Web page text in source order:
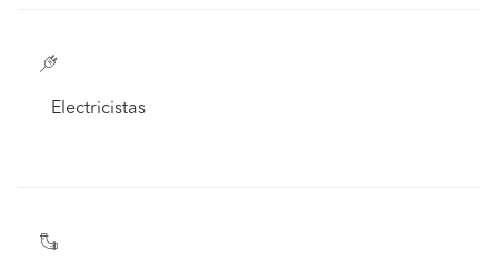
Electricistas